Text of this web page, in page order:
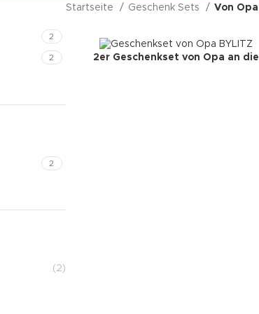
2
2
2
(2)
Startseite Geschenk Sets Von Opa
2er Geschenkset von Opa an die